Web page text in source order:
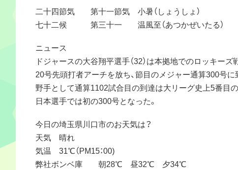
二十四節気 第十一節気 小暑（しょうしょ）
七十二候 第三十一 温風至（あつかぜいたる）
ニュース
ドジャースの大谷翔平選手（32）は本拠地でのロッキーズ
20号先頭打者アーチを放ち、節目のメジャー通算300号に
野手として通算1102試合目の到達は大リーグ史上5番目の
日本選手では初の300号となった。
今日の埼玉県川口市のお天気は？
天気 晴れ
気温 31℃（PM15：00)
弊社ボンベ庫 朝28℃ 昼32℃ 夕34℃